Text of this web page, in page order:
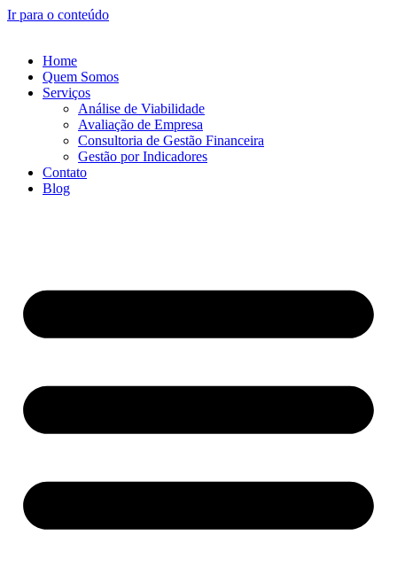
Ir para o conteúdo
Home
Quem Somos
Serviços
Análise de Viabilidade
Avaliação de Empresa
Consultoria de Gestão Financeira
Gestão por Indicadores
Contato
Blog